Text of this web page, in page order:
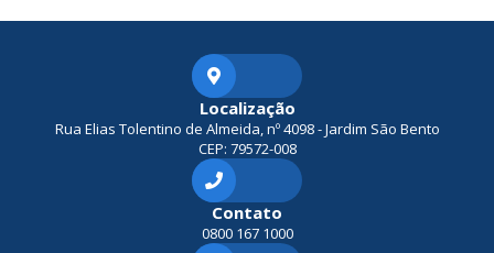
Localização
Rua Elias Tolentino de Almeida, nº 4098 - Jardim São Bento
CEP: 79572-008
Contato
0800 167 1000